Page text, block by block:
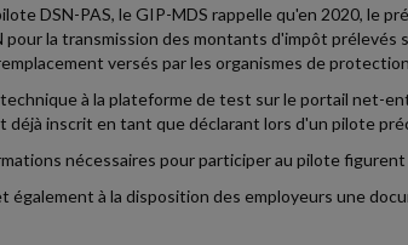
DSN-PAS, le GIP-MDS rappelle qu'en 2020, le
pour la transmission des montants d'impôt prélevés
versés par les organismes de
à la plateforme de test sur le portail net-
déjà inscrit en tant que déclarant lors d'un pilote
nécessaires pour participer au pilote
également à la disposition des employeurs une